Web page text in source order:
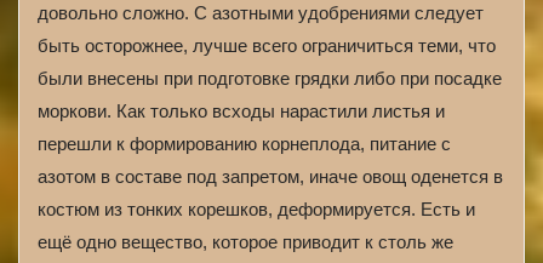
довольно сложно. С азотными удобрениями следует
быть осторожнее, лучше всего ограничиться теми, что
были внесены при подготовке грядки либо при посадке
моркови. Как только всходы нарастили листья и
перешли к формированию корнеплода, питание с
азотом в составе под запретом, иначе овощ оденется в
костюм из тонких корешков, деформируется. Есть и
ещё одно вещество, которое приводит к столь же